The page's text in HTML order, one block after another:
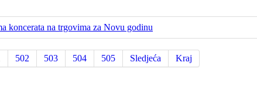
koncerata na trgovima za Novu godinu
502 503 504 505 Sledjeća Kraj